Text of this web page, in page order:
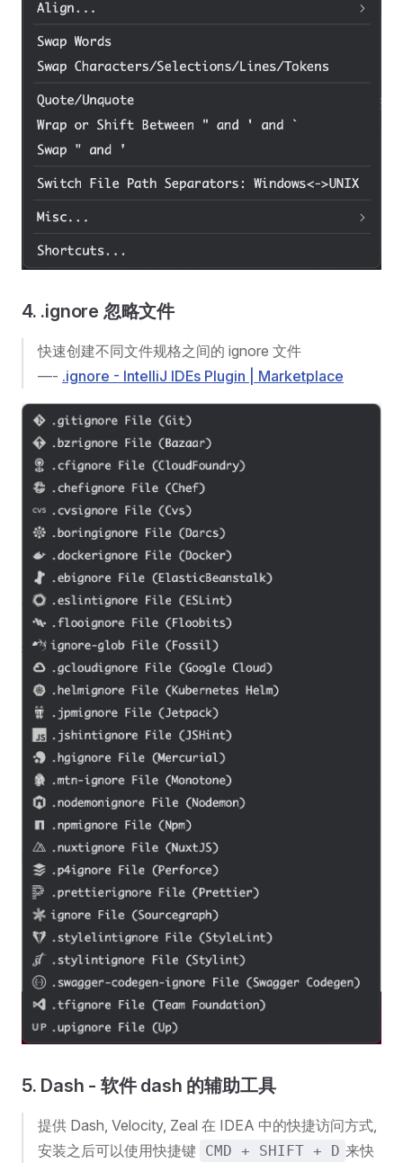
4. .ignore 忽略文件
快速创建不同文件规格之间的 ignore 文件
—- .ignore - IntelliJ IDEs Plugin | Marketplace
5. Dash - 软件 dash 的辅助工具
提供 Dash, Velocity, Zeal 在 IDEA 中的快捷访问方式,
安装之后可以使用快捷键 CMD + SHIFT + D 来快